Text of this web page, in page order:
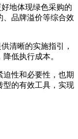
地体现绿色采购的
、品牌溢价等综合效
清晰的实施指引，
低执行成本。
性和必要性，也期
型的有效工具，实现